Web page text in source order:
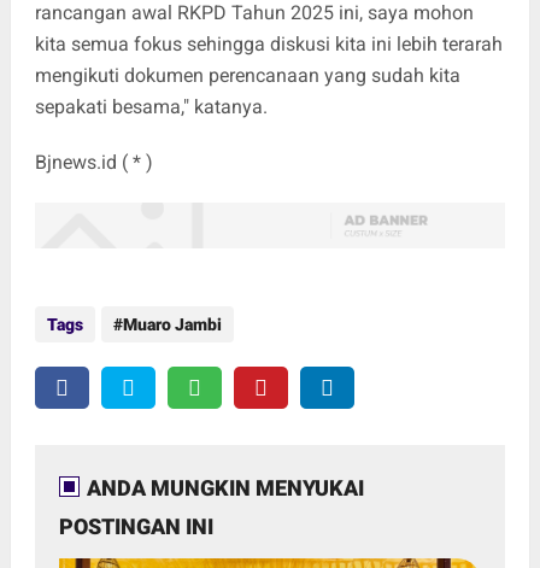
rancangan awal RKPD Tahun 2025 ini, saya mohon
kita semua fokus sehingga diskusi kita ini lebih terarah
mengikuti dokumen perencanaan yang sudah kita
sepakati besama," katanya.
Bjnews.id ( * )
Tags Muaro Jambi
ANDA MUNGKIN MENYUKAI
POSTINGAN INI